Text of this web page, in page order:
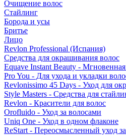
Очищение волос
Стайлинг
Борода и усы
Бритье
Лицо
Revlon Professional (Испания)
Средства для окрашивания волос
Equave Instant Beauty - Мгновенная
Pro You - Для ухода и укладки
Revlonissimo 45 Days - Уход для
Style Masters - Средства для
Revlon - Красители для волос
Orofluido - Уход за волосами
Uniq One - Уход в одном флаконе
ReStart - Переосмысленный уход